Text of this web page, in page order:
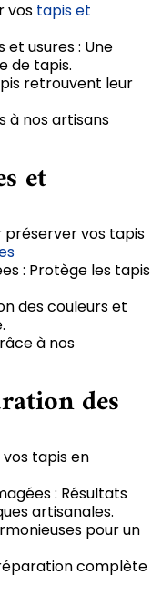
vos tapis et
et usures : Une
de tapis.
retrouvent leur
à nos artisans
et
préserver vos tapis
: Protège les tapis
des couleurs et
à nos
des
vos tapis en
: Résultats
artisanales.
pour un
complète